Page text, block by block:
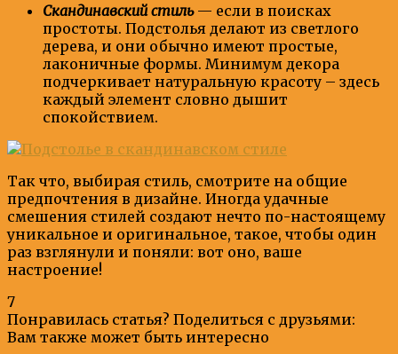
Скандинавский стиль — если в поисках
простоты. Подстолья делают из светлого
дерева, и они обычно имеют простые,
лаконичные формы. Минимум декора
подчеркивает натуральную красоту – здесь
каждый элемент словно дышит
спокойствием.
Так что, выбирая стиль, смотрите на общие
предпочтения в дизайне. Иногда удачные
смешения стилей создают нечто по-настоящему
уникальное и оригинальное, такое, чтобы один
раз взглянули и поняли: вот оно, ваше
настроение!
7
Понравилась статья? Поделиться с друзьями:
Вам также может быть интересно